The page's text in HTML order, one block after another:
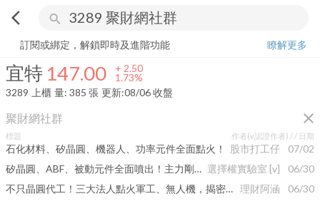
arrow_back_ios search
宜特 147.00 +1.73%
訂閱或綁定，解鎖即時及進階功能
瞭解更多
宜特 147.00 + 2.50
1.73%
3289
上櫃 量: 385 張 更新:08/06 收盤
聚財網社群 close
標題 作者(v認證作者) / / 日期
石化材料、矽晶圓、機器人、功率元件全面點火！ 股市打工仔
07/02
矽晶圓、ABF、被動元件全面噴出！主力剛進場的「這兩檔」才是翻倍關鍵！ 選擇權實驗室 [v]
06/30
不只晶圓代工！三大法人點火軍工、無人機，揭密主力默默鎖碼的「噴發股名單」 理財阿涵
06/30